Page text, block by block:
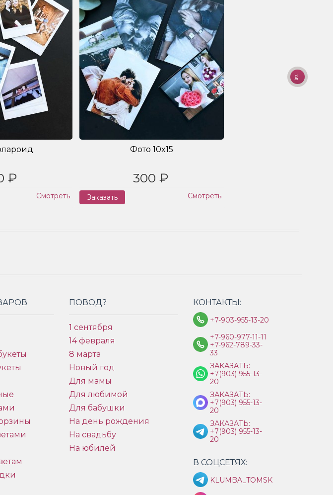
₽
Смотреть
Фото 10x15
300 ₽
Заказать Смотреть
ПОВОД?
1 сентября
14 февраля
8 марта
Новый год
Для мамы
Для любимой
Для бабушки
На день рождения
На свадьбу
На юбилей
КОНТАКТЫ:
+7-903-955-13-20
+7-960-977-11-11
+7-962-789-33-
33
ЗАКАЗАТЬ:
+7(903) 955-13-
20
ЗАКАЗАТЬ:
+7(903) 955-13-
20
ЗАКАЗАТЬ:
+7(903) 955-13-
20
В СОЦСЕТЯХ:
KLUMBA_TOMSK